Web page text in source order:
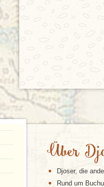
Über
Djoser, die
Rund um